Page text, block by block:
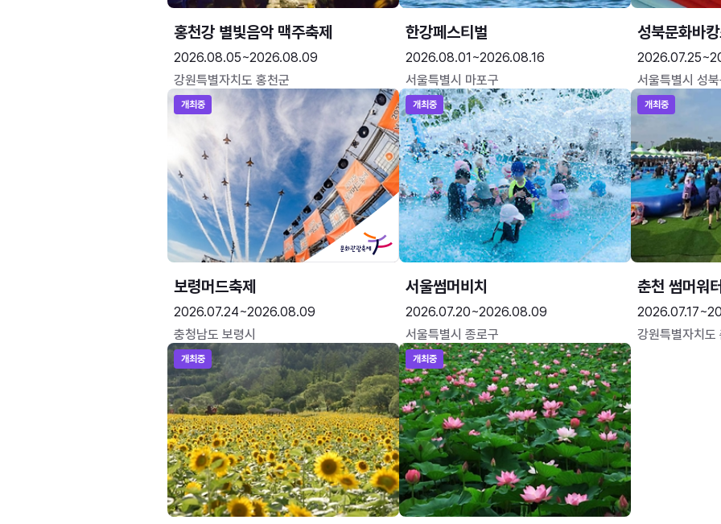
홍천강 별빛음악 맥주축제
2026.08.05~2026.08.09
강원특별자치도 홍천군
한강페스티벌
2026.08.01~2026.08.16
서울특별시 마포구
성북문화바
서울특별시 성
개최중
보령머드축제
2026.07.24~2026.08.09
충청남도 보령시
개최중
서울썸머비치
2026.07.20~2026.08.09
서울특별시 종로구
개최중
춘천 썸머워
강원특별자치도
개최중 개최중